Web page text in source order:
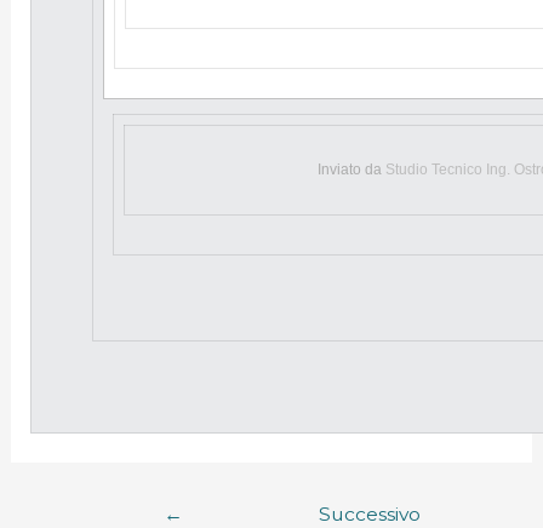
Inviato da Studio Tecnico Ing.
←
Successivo